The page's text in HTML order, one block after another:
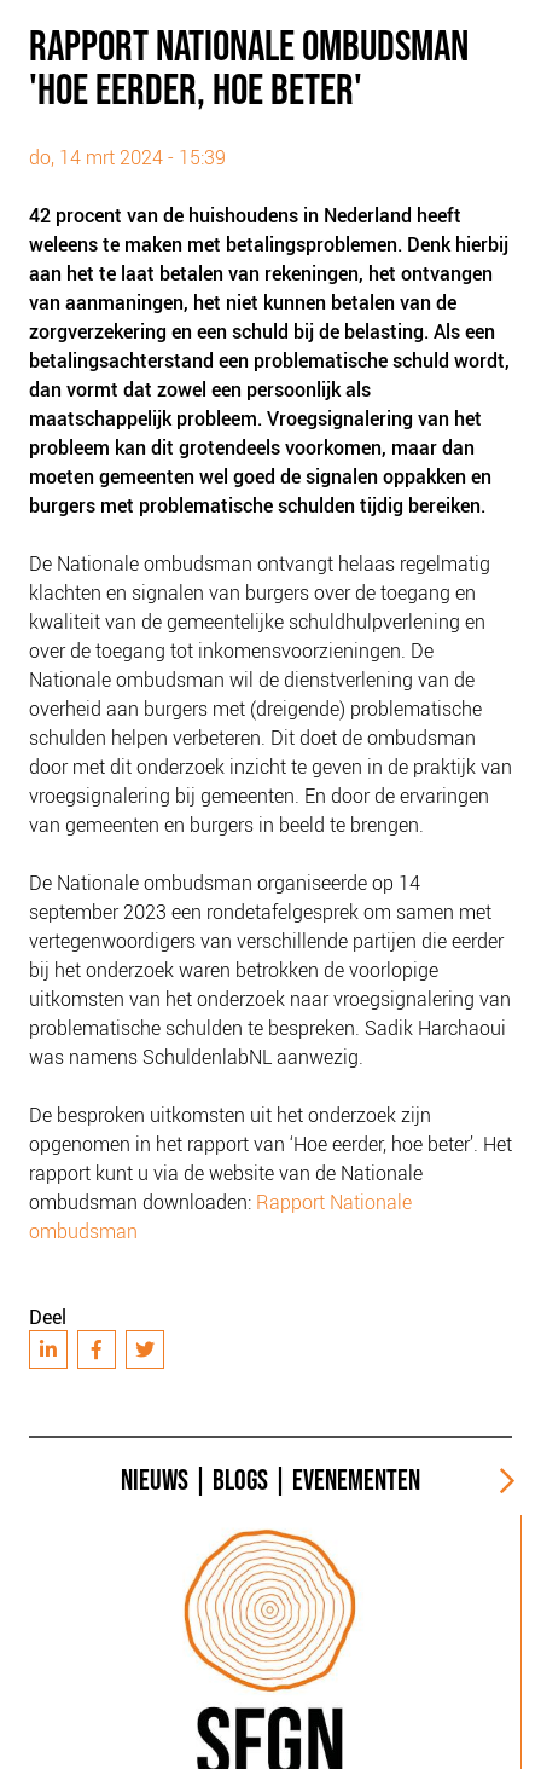
SOCIALDEBT
DOORBRAAKMETHODE
DE VOORZIENINGENWIJZER
NEDERLANDSE SCHULDHULPROUTE (NSR)
OVER ONS
VISIE EN MISSIE
HET TEAM
ONZE PARTNERS
VACATURES
IN DE MEDIA
OVER NCFG
NIEUWS
BLOGS
RAPPORT NATIONALE OMBUDSMAN
'HOE EERDER, HOE BETER'
do, 14 mrt 2024 - 15:39
42 procent van de huishoudens in Nederland heeft
weleens te maken met betalingsproblemen. Denk hierbij
aan het te laat betalen van rekeningen, het ontvangen
van aanmaningen, het niet kunnen betalen van de
zorgverzekering en een schuld bij de belasting. Als een
betalingsachterstand een problematische schuld wordt,
dan vormt dat zowel een persoonlijk als
maatschappelijk probleem. Vroegsignalering van het
probleem kan dit grotendeels voorkomen, maar dan
moeten gemeenten wel goed de signalen oppakken en
burgers met problematische schulden tijdig bereiken.
De Nationale ombudsman ontvangt helaas regelmatig
klachten en signalen van burgers over de toegang en
kwaliteit van de gemeentelijke schuldhulpverlening en
over de toegang tot inkomensvoorzieningen. De
Nationale ombudsman wil de dienstverlening van de
overheid aan burgers met (dreigende) problematische
schulden helpen verbeteren. Dit doet de ombudsman
door met dit onderzoek inzicht te geven in de praktijk van
vroegsignalering bij gemeenten. En door de ervaringen
van gemeenten en burgers in beeld te brengen.
De Nationale ombudsman organiseerde op 14
september 2023 een rondetafelgesprek om samen met
vertegenwoordigers van verschillende partijen die eerder
bij het onderzoek waren betrokken de voorlopige
uitkomsten van het onderzoek naar vroegsignalering van
problematische schulden te bespreken. Sadik Harchaoui
was namens SchuldenlabNL aanwezig.
De besproken uitkomsten uit het onderzoek zijn
opgenomen in het rapport van ‘Hoe eerder, hoe beter’. Het
rapport kunt u via de website van de Nationale
ombudsman downloaden: Rapport Nationale
ombudsman
Deel
NIEUWS BLOGS EVENEMENTEN